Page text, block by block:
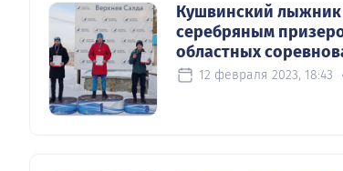
Кушвинский лыжник
серебряным
областных
12 февраля 2023, 18:43